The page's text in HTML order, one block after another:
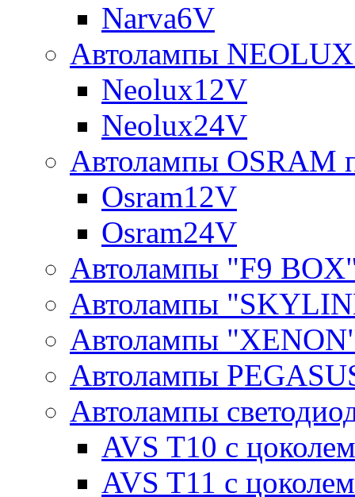
Narva6V
Автолампы
Neolux12V
Neolux24V
Автолампы OSRAM
Osram12V
Osram24V
Автолампы "F9
Автолампы
Автолампы
Автолампы
Автолампы
AVS T10 с
AVS T11 с